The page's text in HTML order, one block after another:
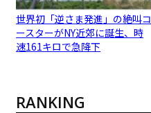
世界初「逆さま発進」の絶叫コ
ースターがNY近郊に誕生、時
速161キロで急降下
RANKING